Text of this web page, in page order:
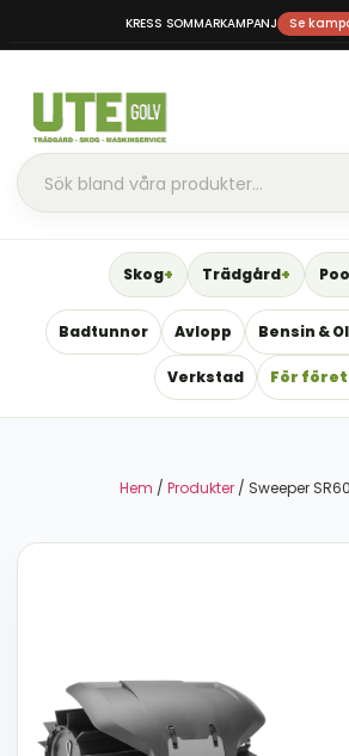
KRESS SOMMARKAMPANJ Se
Skog Trädgård
Badtunnor Avlopp Bensin &
Verkstad För
Hem / Produkter / Sweeper